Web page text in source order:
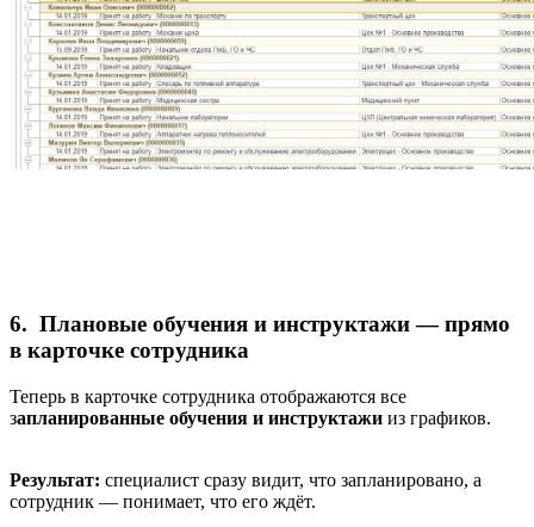
6. Плановые обучения и инструктажи — прямо
в карточке сотрудника
Теперь в карточке сотрудника отображаются все
запланированные обучения и инструктажи из графиков.
Результат: специалист сразу видит, что запланировано, а
сотрудник — понимает, что его ждёт.